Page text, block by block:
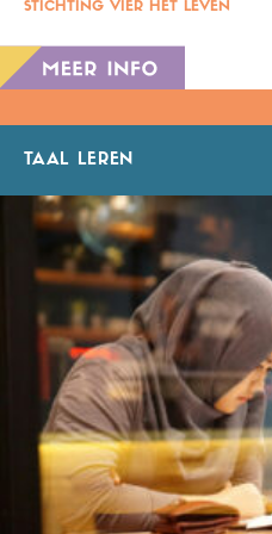
STICHTING VIER HET LEVEN
TAAL LEREN